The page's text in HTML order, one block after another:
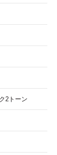
2トーン